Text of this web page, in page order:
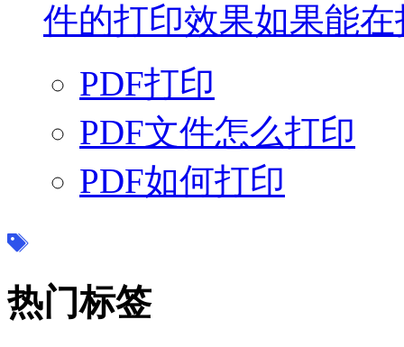
件的打印效果如果能在
PDF打印
PDF文件怎么打印
PDF如何打印
热门标签